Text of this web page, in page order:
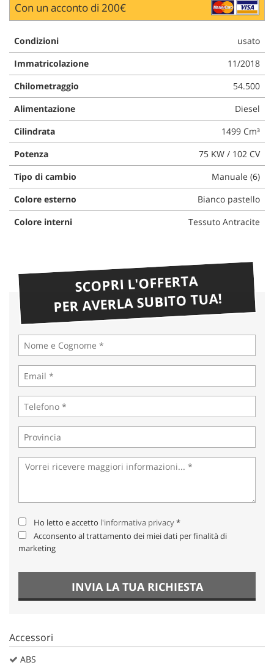
Con un acconto di 200€
Condizioni
usato
Immatricolazione
11/2018
Chilometraggio
54.500
Alimentazione
Diesel
Cilindrata
1499 Cm³
Potenza
75 KW / 102 CV
Tipo di cambio
Manuale (6)
Colore esterno
Bianco pastello
Colore interni
Tessuto Antracite
SCOPRI L'OFFERTA
PER AVERLA SUBITO TUA!
Ho letto e accetto l'informativa privacy*
Acconsento al trattamento dei miei dati per finalità di
marketing
INVIA LA TUA RICHIESTA
Accessori
ABS